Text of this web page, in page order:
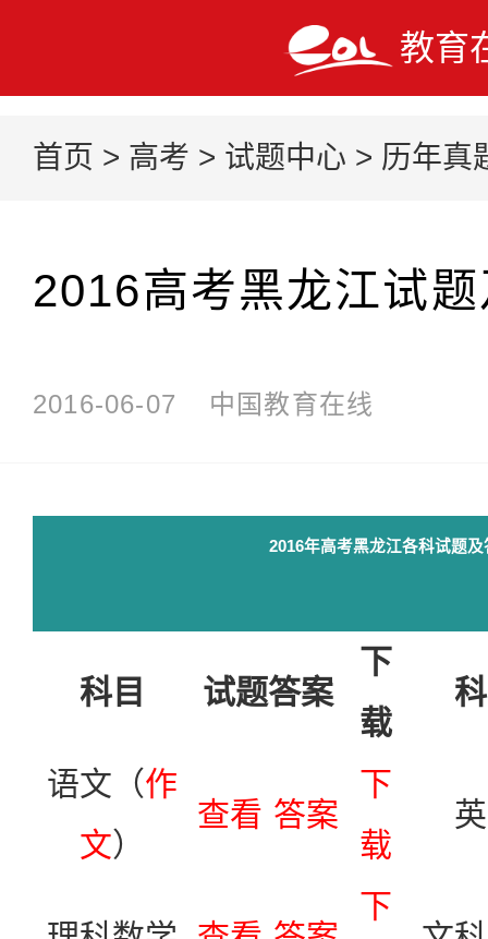
教育
首页 > 高考 > 试题中心 > 历年真
2016高考黑龙江试
2016-06-07 中国教育在线
2016年高考黑龙江各科试题及
科目 试题答案
下
载
语文（作
文）
查看 答案
下
载
下